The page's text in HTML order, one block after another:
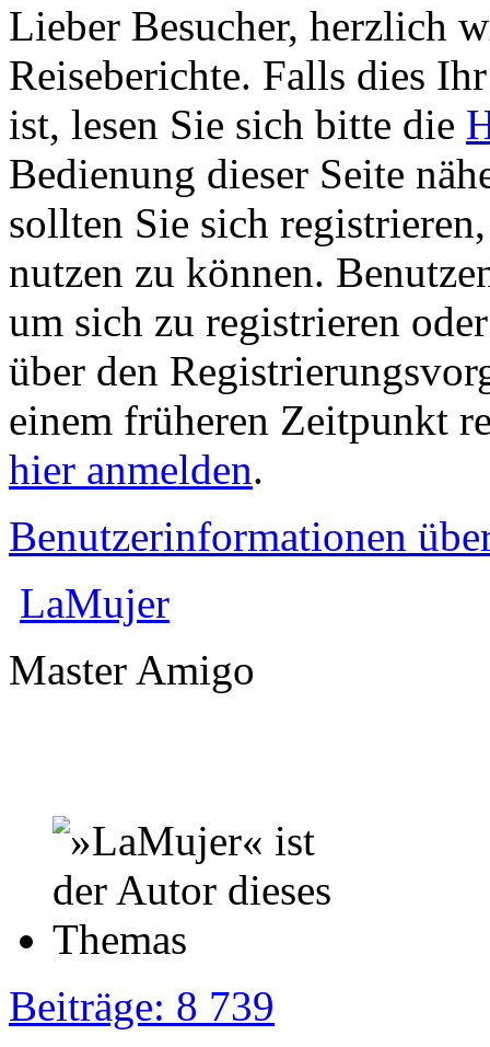
Lieber Besucher, herzlich
Reiseberichte. Falls dies
ist, lesen Sie sich bitte die
Bedienung dieser Seite
sollten Sie sich
nutzen zu können.
um sich zu registrieren
über den
einem früheren Zeitpunkt
hier anmelden.
Benutzerinformationen
LaMujer
Master Amigo
Beiträge: 8 739